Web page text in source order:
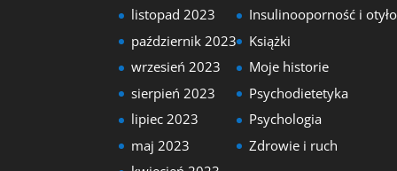
listopad 2023
październik 2023
wrzesień 2023
sierpień 2023
lipiec 2023
maj 2023
Insulinooporność i
Książki
Moje historie
Psychodietetyka
Psychologia
Zdrowie i ruch